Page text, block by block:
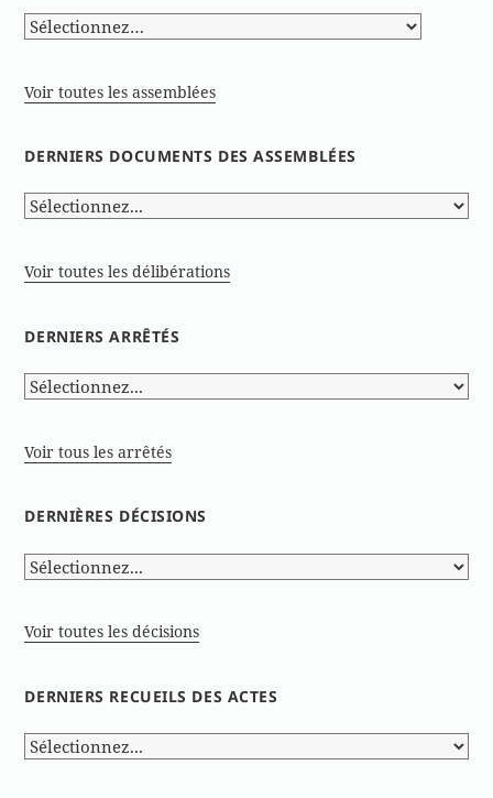
Voir toutes les assemblées
DERNIERS DOCUMENTS DES ASSEMBLÉES
Voir toutes les délibérations
DERNIERS ARRÊTÉS
Voir tous les arrêtés
DERNIÈRES DÉCISIONS
Voir toutes les décisions
DERNIERS RECUEILS DES ACTES